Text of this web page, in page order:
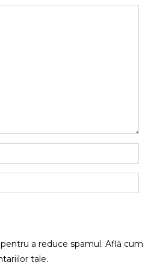
a reduce spamul. Află cum
tale.